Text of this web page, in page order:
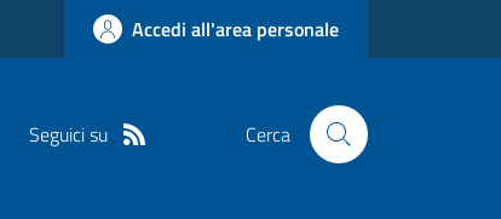
Accedi all'area personale
Seguici su Cerca